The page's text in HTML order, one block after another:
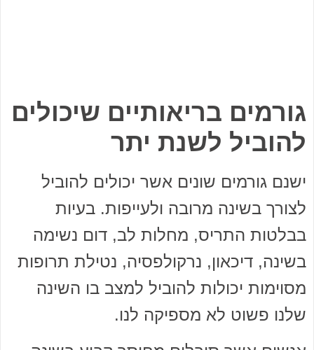
גורמים בריאותיים שיכולים
להוביל לשנת יתר
ישנם גורמים שונים אשר יכולים להוביל
לצורך בשינה מרובה ולעייפות. בעיות
בבלטות התריס, מחלות לב, דום נשימה
בשינה, דיכאון, נרקולפסיה, נטילת תרופות
מסוימות יכולות להוביל למצב בו השינה
שלנו פשוט לא מספיקה לנו.